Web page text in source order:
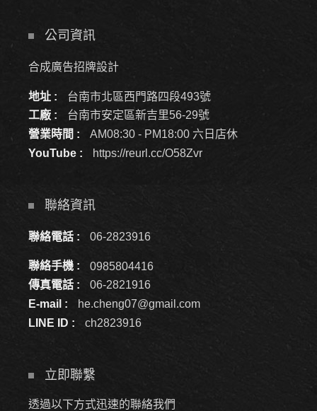
公司資訊
合成廣告招牌設計
地址 :
台南市北區西門路四段493號
工廠 :
台南市安定區新吉里56-29號
營業時間 :
AM08:30 - PM18:00 六日店休
YouTube :
https://reurl.cc/O58Zvr
聯絡資訊
聯絡電話 : 06-2823916
聯絡手機 :
0985804416
傳真電話 :
06-2821916
E-mail :
he.cheng07@gmail.com
LINE ID :
ch2823916
立即聯繫
透過以下方式迅速的聯絡我們